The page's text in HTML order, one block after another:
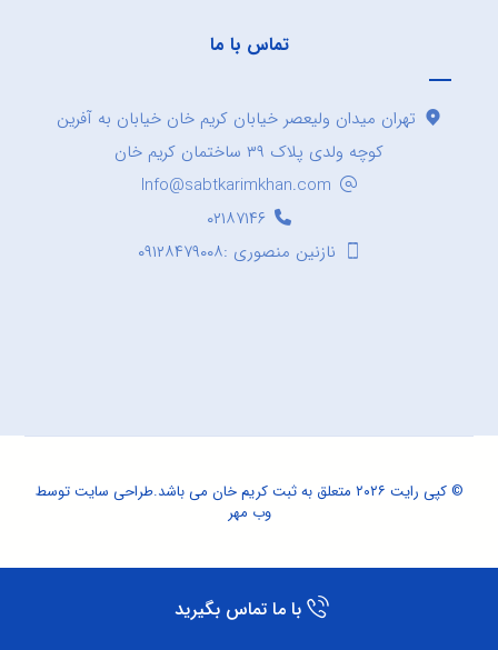
تماس با ما
تهران میدان ولیعصر خیابان کریم خان خیابان به آفرین
کوچه ولدی پلاک ۳۹ ساختمان کریم خان
Info@sabtkarimkhan.com
۰۲۱۸۷۱۴۶
نازنین منصوری :۰۹۱۲۸۴۷۹۰۰۸
© کپی رایت ۲۰۲۶ متعلق به ثبت کریم خان می باشد. طراحی سایتتوسط
وب مهر
با ما تماس بگیرید